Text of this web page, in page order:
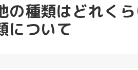
の種類はどれく
について